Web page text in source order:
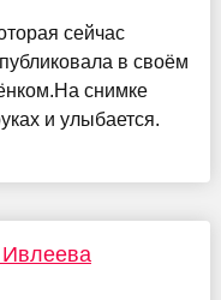
сейчас
в своём
снимке
и улыбается.
Ивлеева